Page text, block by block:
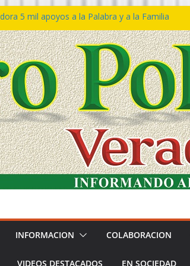
5 mil apoyos a la Palabra y a la Familia
Declaraciones de Procedencia en contra
𝙂𝙤𝙗𝙞𝙚𝙧𝙣𝙤 𝙙𝙚𝙡 𝙀𝙨𝙩𝙖𝙙𝙤 𝙖 𝙙𝙞𝙨𝙛𝙧𝙪𝙩𝙖𝙧
𝙙𝙚𝙡 𝙈𝙖𝙧 𝙚𝙣 𝘾𝙤𝙖𝙩𝙯𝙖𝙘𝙤𝙖𝙡𝙘𝙤𝙨
de policías con vocación de servicio y
SSP
Bravo rechaza acusaciones y asegura que
solicitud de desafuero
INFORMACION COLABORACION
VIDEOS DESTACADOS EN SOCIEDAD